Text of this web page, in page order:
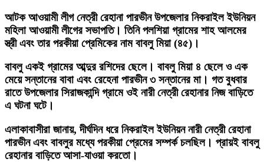
আটক আওয়ামী লীগ নেত্রী রেহানা পারভীন উপজেলার নিকরাইল ইউনিয়ন
মহিলা আওয়ামী লীগের সভাপতি। তিনি পলশিয়া গ্রামের শাহ আলমের
স্ত্রী এবং তার পরকীয়া প্রেমিকের নাম বাবলু মিয়া (৪৫)।
বাবলু একই গ্রামের আব্দুর রশিদের ছেলে। বাবলু মিয়া ৪ ছেলে ও এক
মেয়ে সন্তানের বাবা এবং রেহেনা পারভীন ৩ সন্তানের মা। গত বুধবার
রাতে উপজেলার সিরাজকান্দি গ্রামে ওই নারী নেত্রী রেহানার নিজ বাড়িতে
এ ঘটনা ঘটে।
এলাকাবাসীরা জানায়, দীর্ঘদিন ধরে নিকরাইল ইউনিয়ন নারী নেত্রী রেহানা
পারভীন এবং বাবলুর মধ্যে পরকীয়া প্রেমের সম্পর্ক চলছিল। প্রায়ই বাবলু
রেহানার বাড়িতে আসা-যাওয়া করতো।